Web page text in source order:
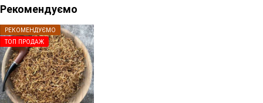
Рекомендуємо
РЕКОМЕНДУЄМО
ТОП ПРОДАЖ